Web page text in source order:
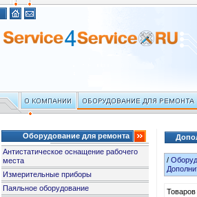
Оборудование для ремонта
Антистатическое оснащение рабочего
места
Измерительные приборы
Паяльное оборудование
/